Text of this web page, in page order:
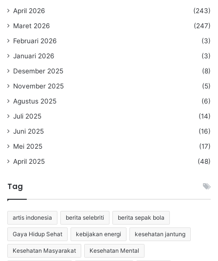
April 2026
(243)
Maret 2026
(247)
Februari 2026
(3)
Januari 2026
(3)
Desember 2025
(8)
November 2025
(5)
Agustus 2025
(6)
Juli 2025
(14)
Juni 2025
(16)
Mei 2025
(17)
April 2025
(48)
Tag
artis indonesia berita selebriti berita sepak bola
Gaya Hidup Sehat kebijakan energi kesehatan jantung
Kesehatan Masyarakat Kesehatan Mental